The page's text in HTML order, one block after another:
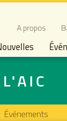
A propos
Événements